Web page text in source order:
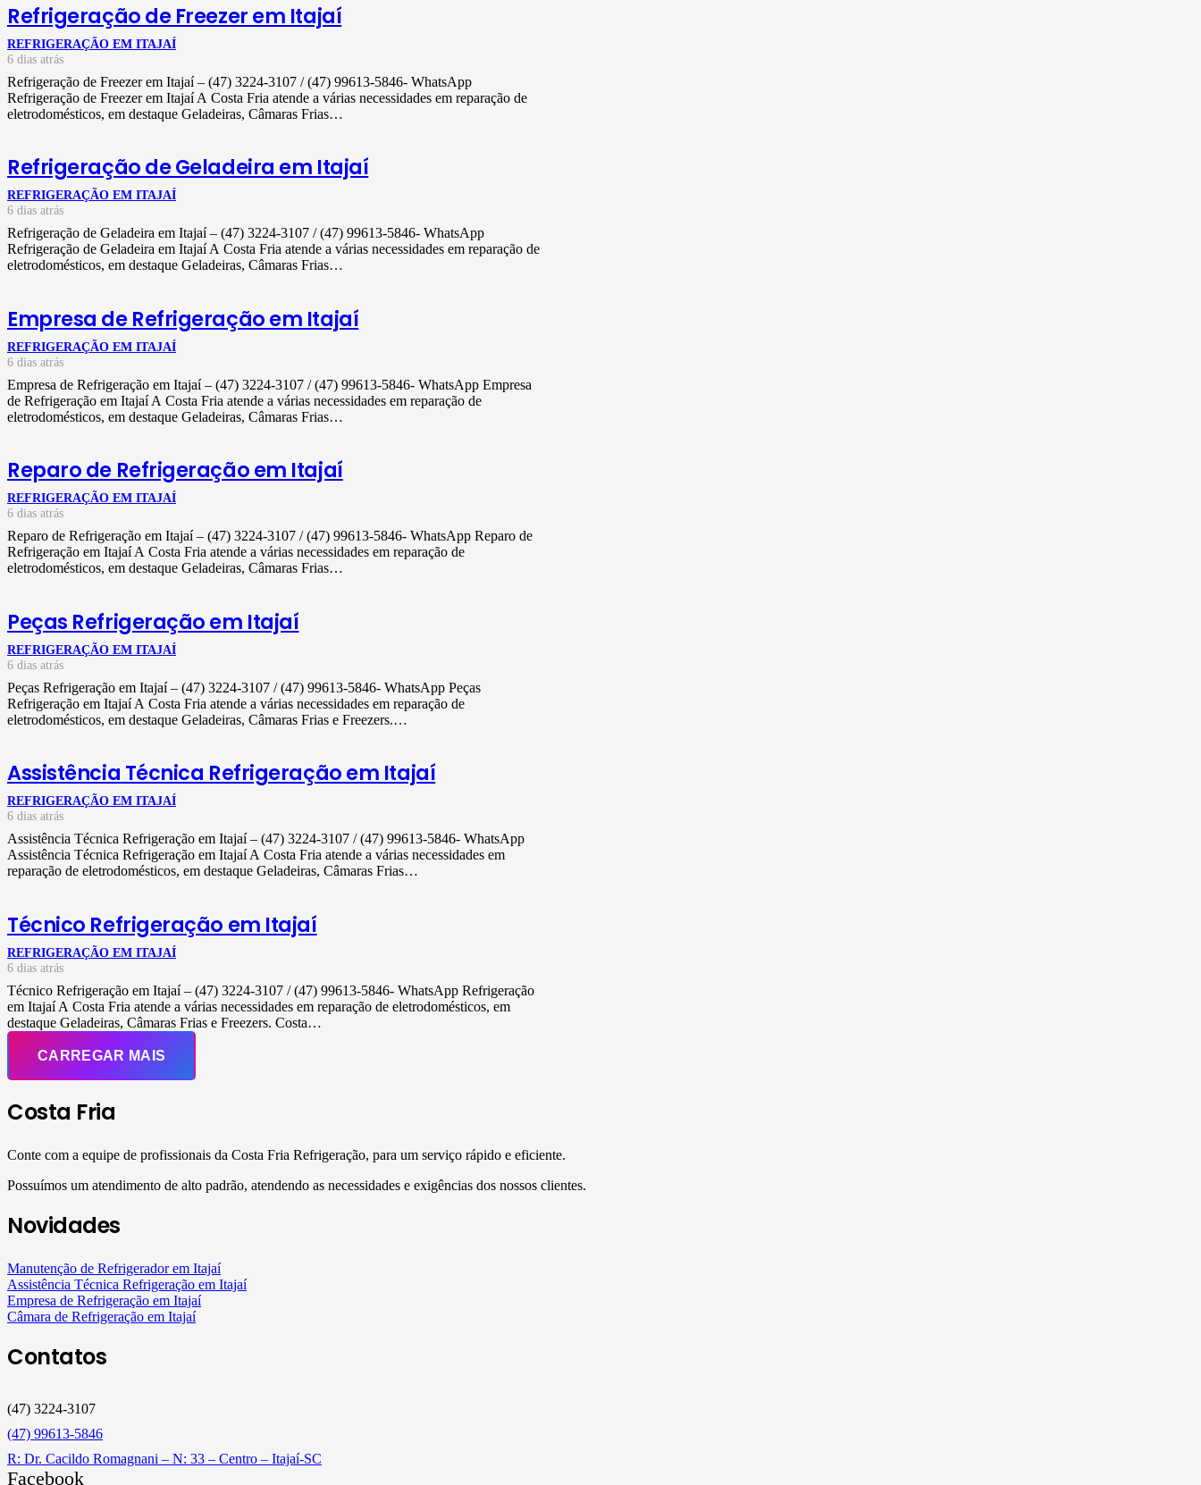
Refrigeração de Freezer em Itajaí
REFRIGERAÇÃO EM ITAJAÍ
6 dias atrás
Refrigeração de Freezer em Itajaí – (47) 3224-3107 / (47) 99613-5846- WhatsApp
Refrigeração de Freezer em Itajaí A Costa Fria atende a várias necessidades em reparação de
eletrodomésticos, em destaque Geladeiras, Câmaras Frias…
Refrigeração de Geladeira em Itajaí
REFRIGERAÇÃO EM ITAJAÍ
6 dias atrás
Refrigeração de Geladeira em Itajaí – (47) 3224-3107 / (47) 99613-5846- WhatsApp
Refrigeração de Geladeira em Itajaí A Costa Fria atende a várias necessidades em reparação de
eletrodomésticos, em destaque Geladeiras, Câmaras Frias…
Empresa de Refrigeração em Itajaí
REFRIGERAÇÃO EM ITAJAÍ
6 dias atrás
Empresa de Refrigeração em Itajaí – (47) 3224-3107 / (47) 99613-5846- WhatsApp Empresa
de Refrigeração em Itajaí A Costa Fria atende a várias necessidades em reparação de
eletrodomésticos, em destaque Geladeiras, Câmaras Frias…
Reparo de Refrigeração em Itajaí
REFRIGERAÇÃO EM ITAJAÍ
6 dias atrás
Reparo de Refrigeração em Itajaí – (47) 3224-3107 / (47) 99613-5846- WhatsApp Reparo de
Refrigeração em Itajaí A Costa Fria atende a várias necessidades em reparação de
eletrodomésticos, em destaque Geladeiras, Câmaras Frias…
Peças Refrigeração em Itajaí
REFRIGERAÇÃO EM ITAJAÍ
6 dias atrás
Peças Refrigeração em Itajaí – (47) 3224-3107 / (47) 99613-5846- WhatsApp Peças
Refrigeração em Itajaí A Costa Fria atende a várias necessidades em reparação de
eletrodomésticos, em destaque Geladeiras, Câmaras Frias e Freezers.…
Assistência Técnica Refrigeração em Itajaí
REFRIGERAÇÃO EM ITAJAÍ
6 dias atrás
Assistência Técnica Refrigeração em Itajaí – (47) 3224-3107 / (47) 99613-5846- WhatsApp
Assistência Técnica Refrigeração em Itajaí A Costa Fria atende a várias necessidades em
reparação de eletrodomésticos, em destaque Geladeiras, Câmaras Frias…
Técnico Refrigeração em Itajaí
REFRIGERAÇÃO EM ITAJAÍ
6 dias atrás
Técnico Refrigeração em Itajaí – (47) 3224-3107 / (47) 99613-5846- WhatsApp Refrigeração
em Itajaí A Costa Fria atende a várias necessidades em reparação de eletrodomésticos, em
destaque Geladeiras, Câmaras Frias e Freezers. Costa…
CARREGAR MAIS
Costa Fria
Conte com a equipe de profissionais da Costa Fria Refrigeração, para um serviço rápido e eficiente.
Possuímos um atendimento de alto padrão, atendendo as necessidades e exigências dos nossos clientes.
Novidades
Manutenção de Refrigerador em Itajaí
Assistência Técnica Refrigeração em Itajaí
Empresa de Refrigeração em Itajaí
Câmara de Refrigeração em Itajaí
Contatos
(47) 3224-3107
(47) 99613-5846
R: Dr. Cacildo Romagnani – N: 33 – Centro – Itajaí-SC
Facebook